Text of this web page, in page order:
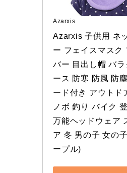
Azarxis
Azarxis 子供用 ネ
ー フェイスマスク
バー 目出し帽 バラ
ース 防寒 防風 防
ード付き アウトド
ノボ 釣り バイク
万能ヘッドウェア
ア 冬 男の子 女の
ープル)